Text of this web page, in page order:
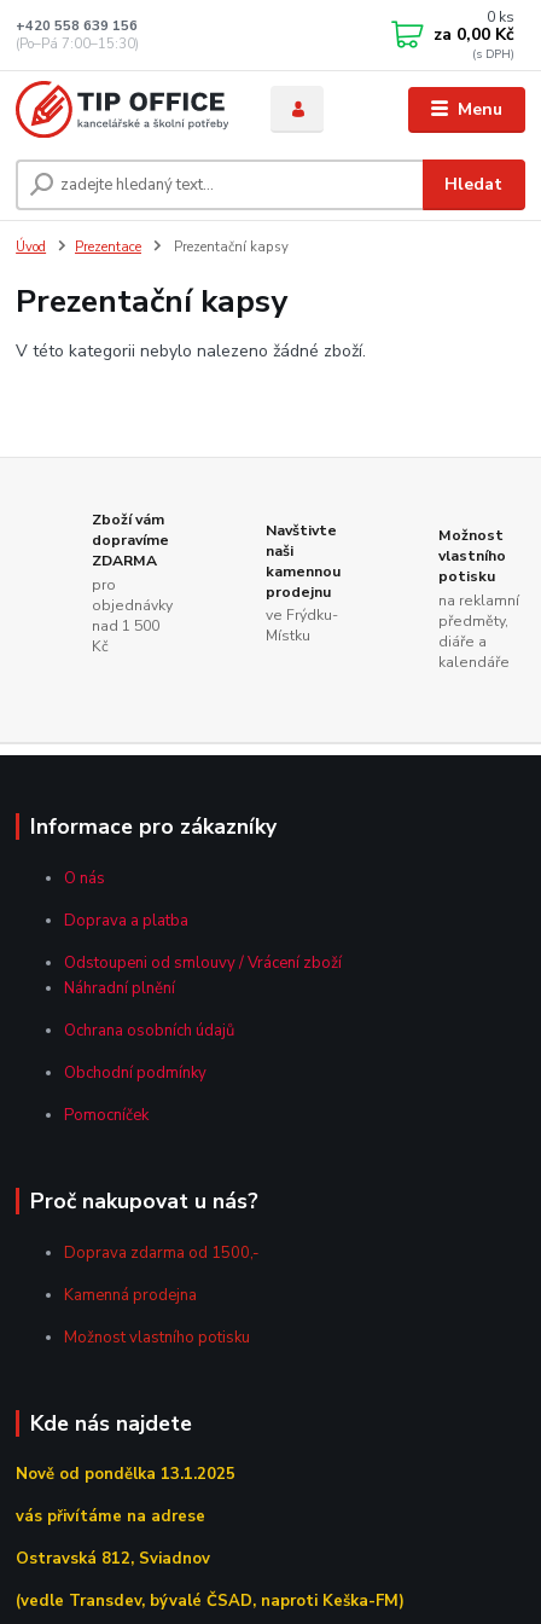
Menu
Hledat
+420 558 639 156
(Po–Pá 7:00–15:30)
0 ks
za 0,00 Kč
Úvod Prezentace Prezentační kapsy
Prezentační kapsy
V této kategorii nebylo nalezeno žádné zboží.
Zboží vám
dopravíme
ZDARMA
pro
objednávky
nad 1 500
Kč
Navštivte
naši
kamennou
prodejnu
ve Frýdku-
Místku
Možnost
vlastního
potisku
na reklamní
předměty,
diáře a
kalendáře
Informace pro zákazníky
O nás
Doprava a platba
Odstoupeni od smlouvy / Vrácení zboží
Náhradní plnění
Ochrana osobních údajů
Obchodní podmínky
Pomocníček
Proč nakupovat u nás?
Doprava zdarma od 1500,-
Kamenná prodejna
Možnost vlastního potisku
Kde nás najdete
Nově od pondělka 13.1.2025
vás přivítáme na adrese
Ostravská 812, Sviadnov
(vedle Transdev, bývalé ČSAD, naproti Keška-FM)